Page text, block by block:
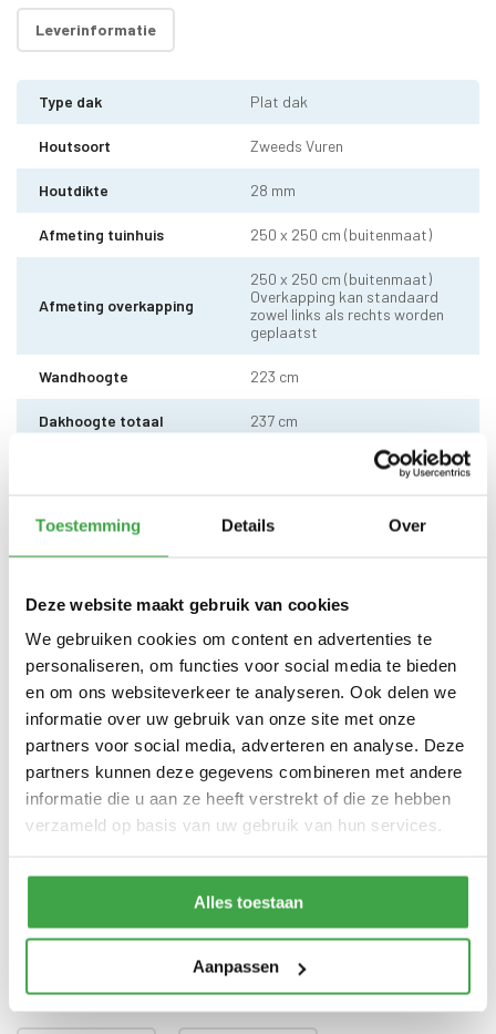
Toestemming Details Over
Deze website maakt gebruik van cookies
We gebruiken cookies om content en advertenties te
personaliseren, om functies voor social media te bieden
en om ons websiteverkeer te analyseren. Ook delen we
informatie over uw gebruik van onze site met onze
partners voor social media, adverteren en analyse. Deze
partners kunnen deze gegevens combineren met andere
informatie die u aan ze heeft verstrekt of die ze hebben
verzameld op basis van uw gebruik van hun services.
Alles toestaan
Aanpassen
Leverinformatie
Type dak Plat dak
Houtsoort Zweeds Vuren
Houtdikte 28 mm
Afmeting tuinhuis 250 x 250 cm (buitenmaat)
Afmeting overkapping
250 x 250 cm (buitenmaat)
Overkapping kan standaard
zowel links als rechts worden
geplaatst
Wandhoogte 223 cm
Dakhoogte totaal 237 cm
Staander
stelvoet
Dakbedekking
EPDM uit 1 stuk geleverd incl.
kit, dakdoorvoer en regenpijp
tot aan maaiveld - 10 jaar
garantie
Deur
Enkele deur zonder drempel -
voorzien van echt glas
Doorloophoogte deur 188 cm
Bevestigingsmaterialen
Alle bevestigingsmaterialen
zijn inbegrepen
Gratis thuisbezorgd - In
Nederland